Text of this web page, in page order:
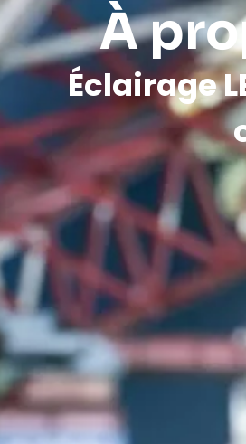
À
Éclairage